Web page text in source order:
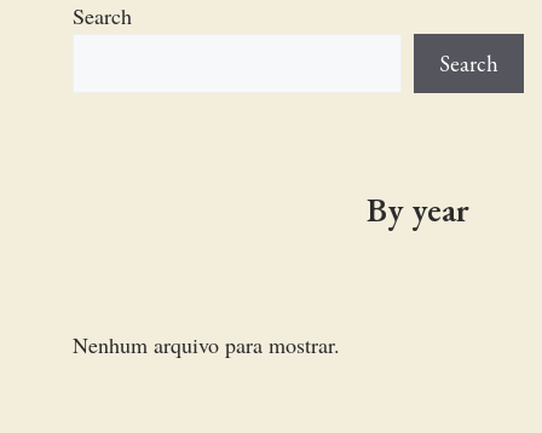
Search
Search
By year
Nenhum arquivo para mostrar.